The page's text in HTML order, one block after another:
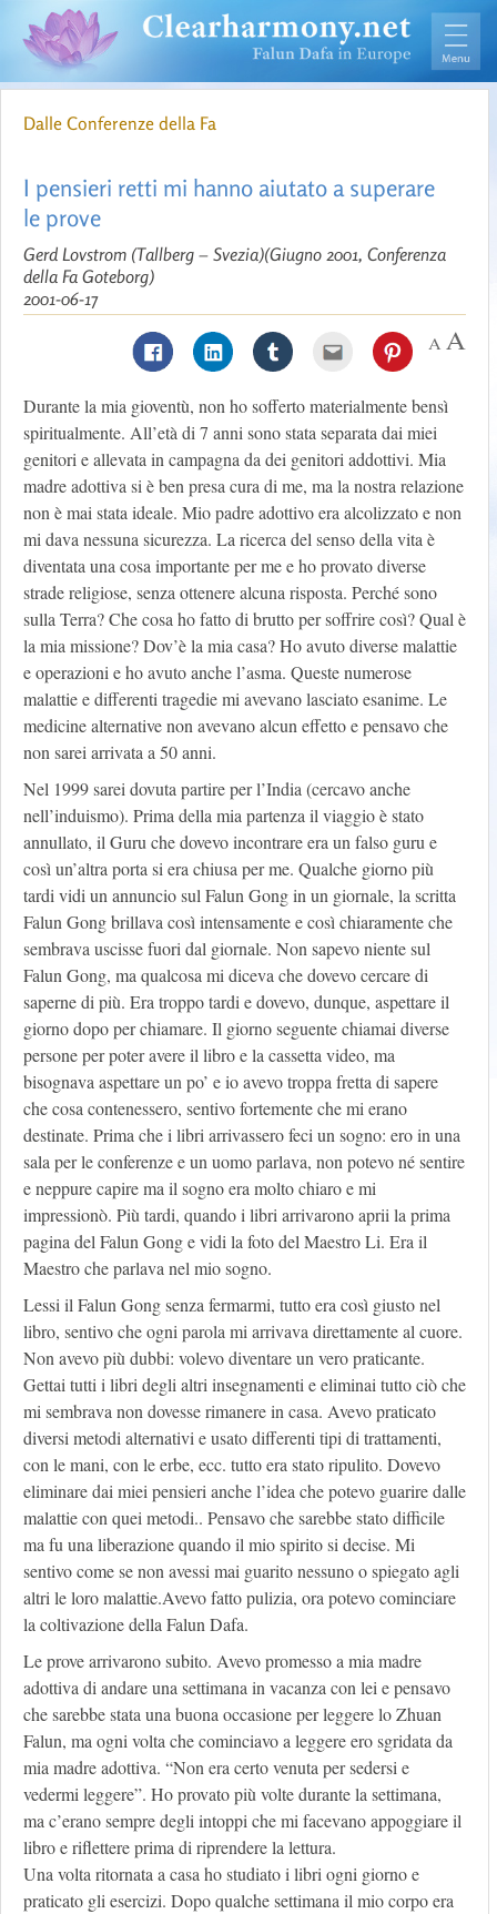
Dalle Conferenze della Fa
I pensieri retti mi hanno aiutato a superare
le prove
Gerd Lovstrom (Tallberg – Svezia)(Giugno 2001, Conferenza
della Fa Goteborg)
2001-06-17
Durante la mia gioventù, non ho sofferto materialmente bensì
spiritualmente. All’età di 7 anni sono stata separata dai miei
genitori e allevata in campagna da dei genitori addottivi. Mia
madre adottiva si è ben presa cura di me, ma la nostra relazione
non è mai stata ideale. Mio padre adottivo era alcolizzato e non
mi dava nessuna sicurezza. La ricerca del senso della vita è
diventata una cosa importante per me e ho provato diverse
strade religiose, senza ottenere alcuna risposta. Perché sono
sulla Terra? Che cosa ho fatto di brutto per soffrire così? Qual è
la mia missione? Dov’è la mia casa? Ho avuto diverse malattie
e operazioni e ho avuto anche l’asma. Queste numerose
malattie e differenti tragedie mi avevano lasciato esanime. Le
medicine alternative non avevano alcun effetto e pensavo che
non sarei arrivata a 50 anni.
Nel 1999 sarei dovuta partire per l’India (cercavo anche
nell’induismo). Prima della mia partenza il viaggio è stato
annullato, il Guru che dovevo incontrare era un falso guru e
così un’altra porta si era chiusa per me. Qualche giorno più
tardi vidi un annuncio sul Falun Gong in un giornale, la scritta
Falun Gong brillava così intensamente e così chiaramente che
sembrava uscisse fuori dal giornale. Non sapevo niente sul
Falun Gong, ma qualcosa mi diceva che dovevo cercare di
saperne di più. Era troppo tardi e dovevo, dunque, aspettare il
giorno dopo per chiamare. Il giorno seguente chiamai diverse
persone per poter avere il libro e la cassetta video, ma
bisognava aspettare un po’ e io avevo troppa fretta di sapere
che cosa contenessero, sentivo fortemente che mi erano
destinate. Prima che i libri arrivassero feci un sogno: ero in una
sala per le conferenze e un uomo parlava, non potevo né sentire
e neppure capire ma il sogno era molto chiaro e mi
impressionò. Più tardi, quando i libri arrivarono aprii la prima
pagina del Falun Gong e vidi la foto del Maestro Li. Era il
Maestro che parlava nel mio sogno.
Lessi il Falun Gong senza fermarmi, tutto era così giusto nel
libro, sentivo che ogni parola mi arrivava direttamente al cuore.
Non avevo più dubbi: volevo diventare un vero praticante.
Gettai tutti i libri degli altri insegnamenti e eliminai tutto ciò che
mi sembrava non dovesse rimanere in casa. Avevo praticato
diversi metodi alternativi e usato differenti tipi di trattamenti,
con le mani, con le erbe, ecc. tutto era stato ripulito. Dovevo
eliminare dai miei pensieri anche l’idea che potevo guarire dalle
malattie con quei metodi.. Pensavo che sarebbe stato difficile
ma fu una liberazione quando il mio spirito si decise. Mi
sentivo come se non avessi mai guarito nessuno o spiegato agli
altri le loro malattie.Avevo fatto pulizia, ora potevo cominciare
la coltivazione della Falun Dafa.
Le prove arrivarono subito. Avevo promesso a mia madre
adottiva di andare una settimana in vacanza con lei e pensavo
che sarebbe stata una buona occasione per leggere lo Zhuan
Falun, ma ogni volta che cominciavo a leggere ero sgridata da
mia madre adottiva. “Non era certo venuta per sedersi e
vedermi leggere”. Ho provato più volte durante la settimana,
ma c’erano sempre degli intoppi che mi facevano appoggiare il
libro e riflettere prima di riprendere la lettura.
Una volta ritornata a casa ho studiato i libri ogni giorno e
praticato gli esercizi. Dopo qualche settimana il mio corpo era